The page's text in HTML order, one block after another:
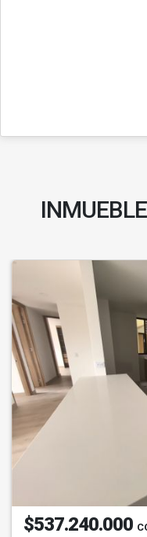
$537.240.000